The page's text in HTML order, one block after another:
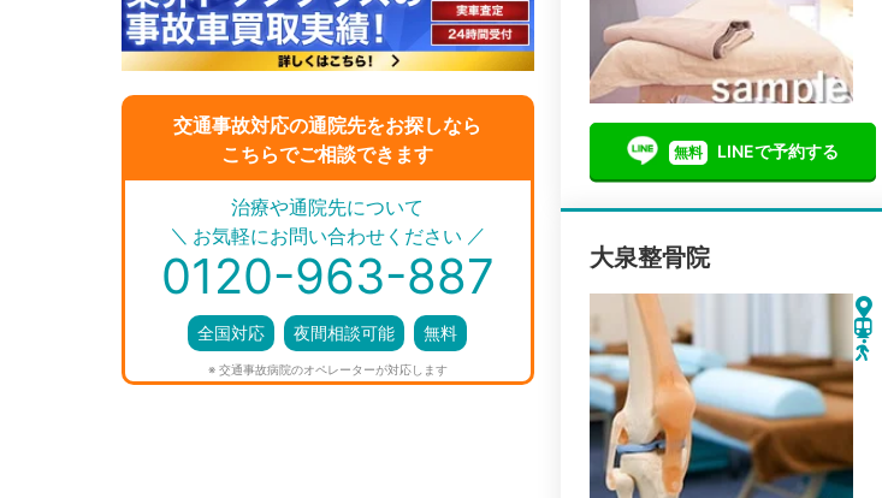
交通事故対応の通院先をお探しなら
こちらでご相談できます
＼ ／
治療や通院先について
お気軽にお問い合わせください
0120-963-887
全国対応 夜間相談可能 無料
※ 交通事故病院のオペレーターが対応します
無料 LINEで予約する
大泉整骨院